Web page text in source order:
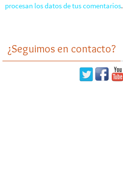
procesan los datos de tus comentarios.
¿Seguimos en contacto?